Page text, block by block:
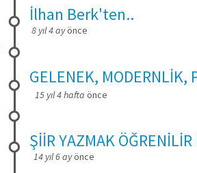
İlhan Berk'ten..
8 yıl 4 ayönce
GELENEK, MODERNLİK,
15 yıl 4 hafta önce
ŞİİR YAZMAK ÖĞRENİLİR
14 yıl 6 ayönce